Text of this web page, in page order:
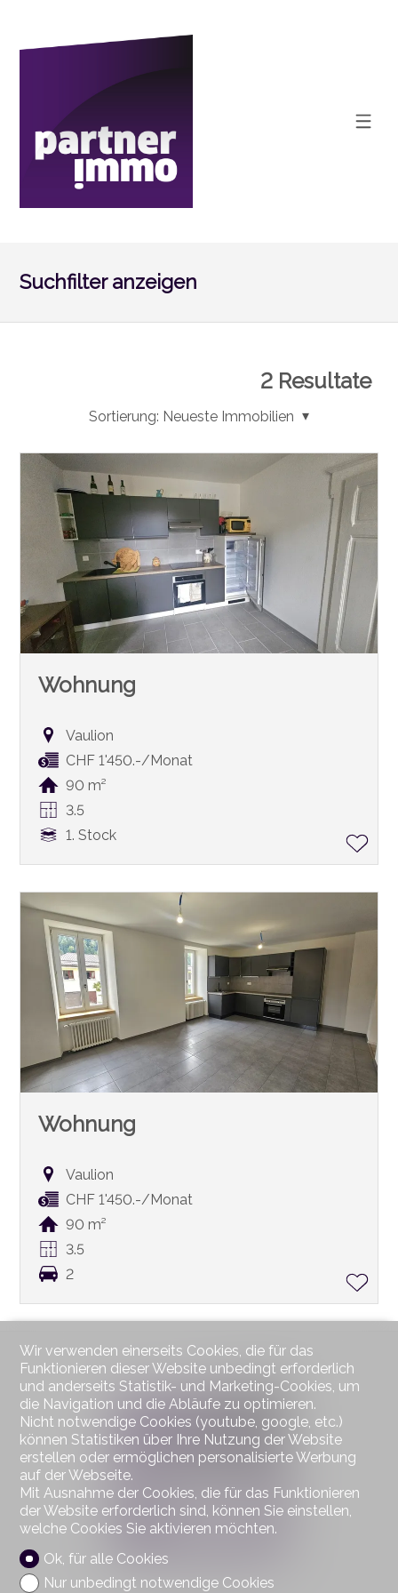
Suchfilter anzeigen
2 Resultate
Sortierung: Neueste Immobilien
Wohnung
Vaulion
CHF 1'450.-/Monat
90 m²
3.5
1. Stock
Wohnung
Vaulion
CHF 1'450.-/Monat
90 m²
3.5
2
Wir verwenden einerseits Cookies, die für das
Funktionieren dieser Website unbedingt erforderlich
und anderseits Statistik- und Marketing-Cookies, um
die Navigation und die Abläufe zu optimieren.
Nicht notwendige Cookies (youtube, google, etc.)
können Statistiken über Ihre Nutzung der Website
erstellen oder ermöglichen personalisierte Werbung
auf der Webseite.
Mit Ausnahme der Cookies, die für das Funktionieren
der Website erforderlich sind, können Sie einstellen,
welche Cookies Sie aktivieren möchten.
Ok, für alle Cookies
Nur unbedingt notwendige Cookies